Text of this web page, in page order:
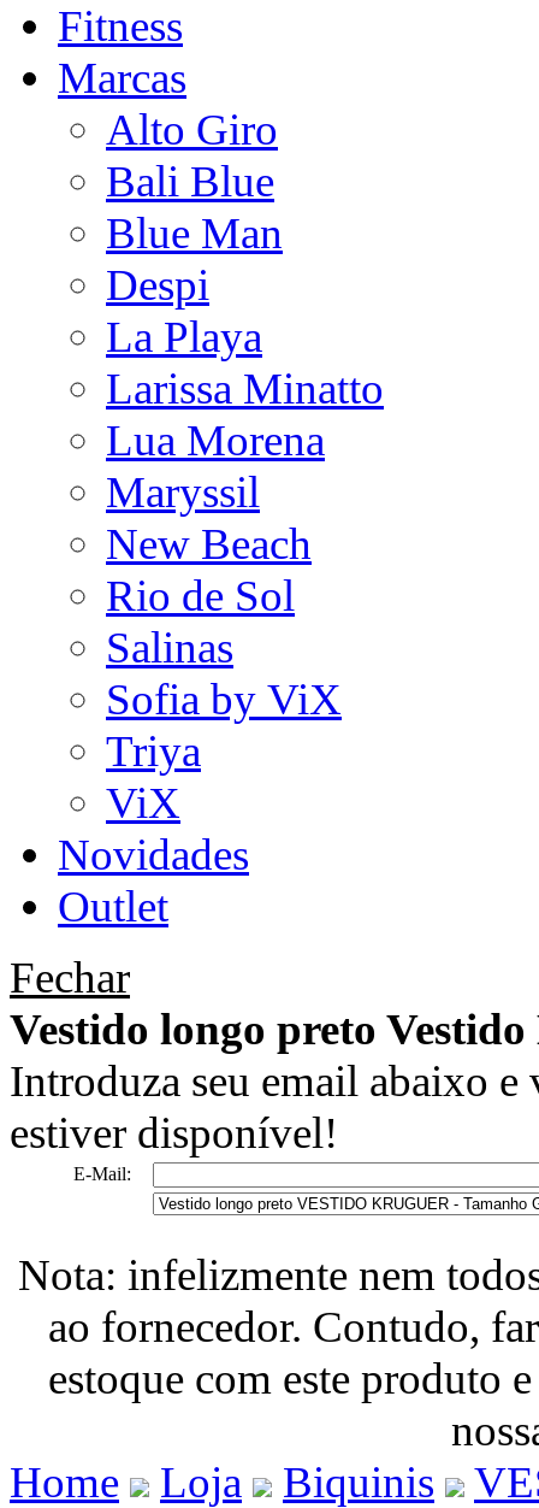
Fitness
Marcas
Alto Giro
Bali Blue
Blue Man
Despi
La Playa
Larissa Minatto
Lua Morena
Maryssil
New Beach
Rio de Sol
Salinas
Sofia by ViX
Triya
ViX
Novidades
Outlet
Fechar
Vestido longo preto
Introduza seu email abaixo
estiver disponível!
E-Mail:
Nota: infelizmente nem
ao fornecedor. Contudo,
estoque com este produto
Home
Loja Biquinis